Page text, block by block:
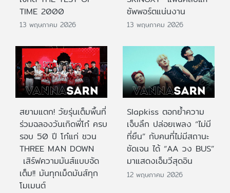
TIME 2000
13 พฤษภาคม 2026
ซัพพอร์ตแน่นงาน
13 พฤษภาคม 2026
สยามแตก! วัยรุ่นเต็มพื้นที่
ร่วมฉลองวันเกิดพี่โก๋ ครบ
รอบ 50 ปี โก๋แก่ ชวน
THREE MAN DOWN
เสิร์ฟความมันส์แบบจัด
เต็ม!! มันทุกเม็ดมันส์ทุก
โมเมนต์
Slapkiss ตอกย้ำความ
เจ็บลึก ปล่อยเพลง “ไม่มี
ที่ยืน” กับคนที่ไม่มีสถานะ
ชัดเจน ได้ “AA วง BUS”
มาแสดงเอ็มวีสุดอิน
12 พฤษภาคม 2026